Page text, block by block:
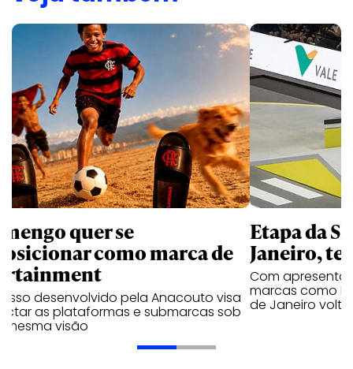
quer se
como marca de
desenvolvido pela Anacouto visa
as plataformas e submarcas sob
mesma visão
Etapa da
Janeiro,
Com
marcas como
de Janeiro